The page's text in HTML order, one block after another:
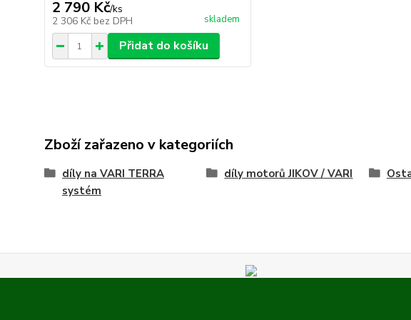
2 790 Kč/ks
2 306 Kč bez DPH skladem
Přidat do košíku
Zboží zařazeno v kategoriích
díly na VARI TERRA
systém
díly motorů JIKOV / VARI